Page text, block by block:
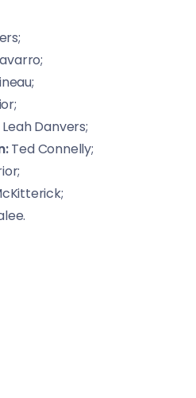
Leah Danvers;
Ted Connelly;